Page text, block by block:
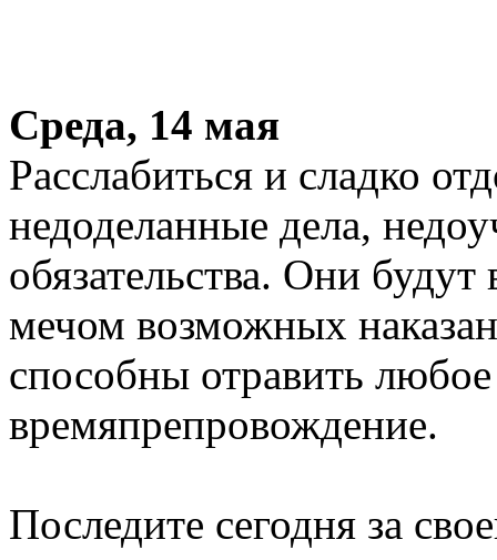
Среда, 14 мая
Расслабиться и сладко
недоделанные дела,
обязательства. Они
мечом возможных
способны отравить
времяпрепровождение.
Последите сегодня за